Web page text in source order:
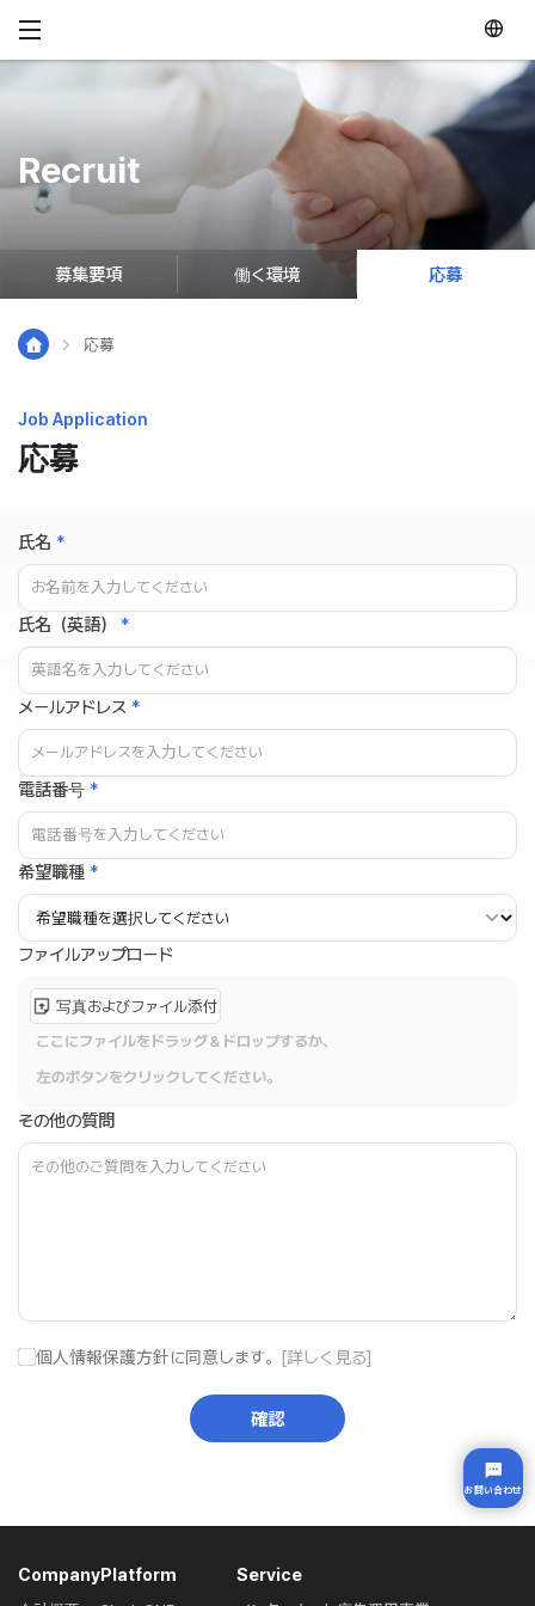
応募
Recruit
募集要項 働く環境 応募
Job Application
応募
氏名 *
氏名（英語） *
メールアドレス *
電話番号 *
希望職種 *
ファイルアップロード
写真およびファイル添付
ここにファイルをドラッグ＆ドロップするか、
左のボタンをクリックしてください。
その他の質問
個人情報保護方針に同意します。 [詳しく見る]
確認
お問い合わせ
CompanyPlatform Service